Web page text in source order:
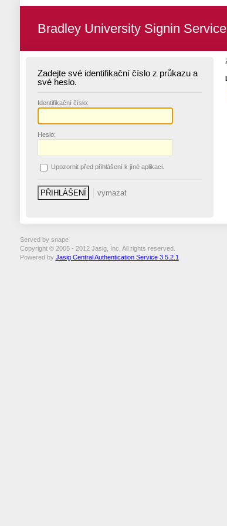
Bradley University Signin Service
Zadejte své identifikační číslo z průkazu a
své heslo.
Identifikační číslo:
Heslo:
Upozornit před přihlášení k jíné aplikaci.
Served by snape
Copyright © 2005 - 2012 Jasig, Inc. All rights reserved.
Powered by Jasig Central Authentication Service 3.5.2.1